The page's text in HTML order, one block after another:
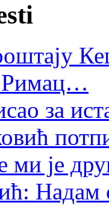
Римац…
за
ми је
Надам